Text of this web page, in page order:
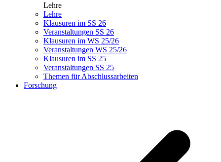
Lehre
Lehre
Klausuren im SS 26
Veranstaltungen SS 26
Klausuren im WS 25/26
Veranstaltungen WS 25/26
Klausuren im SS 25
Veranstaltungen SS 25
Themen für Abschlussarbeiten
Forschung